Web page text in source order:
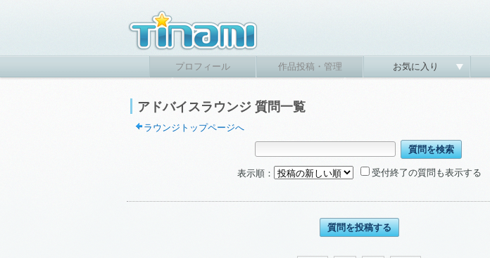
プロフィール 作品投稿・管理 お気に入り
アドバイスラウンジ 質問一覧
ラウンジトップページへ
表示順： 受付終了の質問も表示する
質問を投稿する